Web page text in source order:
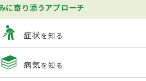
に寄り添うアプローチ
症状を知る
病気を知る